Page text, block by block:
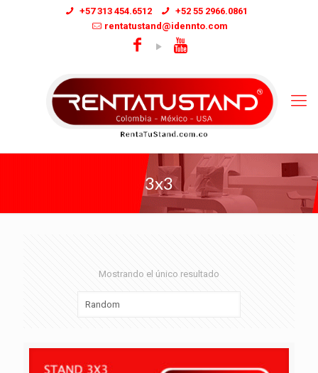
+57 313 454.6512
+52 55 2966.0861
rentatustand@idennto.com
3x3
Mostrando el único resultado